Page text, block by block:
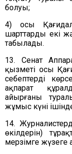
болуы;
4) осы
шарттарды екі
табылады.
13. Сенат
қызметі осы
себептерді
ақпарат
айырғаны
жұмыс күні
14.
өкілдерін)
мерзімге